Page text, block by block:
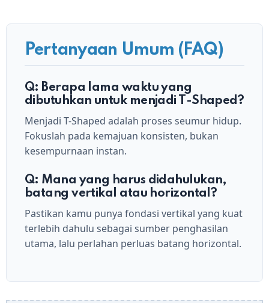
Pertanyaan Umum (FAQ)
Q: Berapa lama waktu yang
dibutuhkan untuk menjadi T-Shaped?
Menjadi T-Shaped adalah proses seumur hidup.
Fokuslah pada kemajuan konsisten, bukan
kesempurnaan instan.
Q: Mana yang harus didahulukan,
batang vertikal atau horizontal?
Pastikan kamu punya fondasi vertikal yang kuat
terlebih dahulu sebagai sumber penghasilan
utama, lalu perlahan perluas batang horizontal.